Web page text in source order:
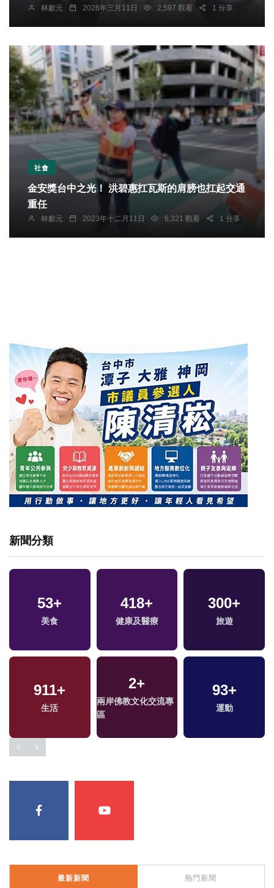
林獻元 2026年三月11日 2,597 觀看 1 分享
社會
金安獎台中之光！ 洪碧惠扛瓦斯的肩膀也扛起交通
重任
林獻元 2023年十二月11日 6,321 觀看 1 分享
新聞分類
53+
美食
418+
健康及醫療
300+
旅遊
911+
生活
2+
兩岸佛教文化交流專
區
93+
運動
8+
演唱會
9+
海峽論壇專區
28+
385+
綜合
5+
綜藝
8+
2024總統大選
最新新聞 熱門新聞